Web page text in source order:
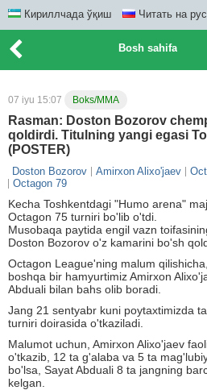
Кириллчада ўқиш Читать на
Bosh sahifa
07 iyu 15:07 Boks/MMA
Rasman: Doston Bozorov
qoldirdi. Titulning yangi egasi
(POSTER)
Doston Bozorov Amirxon Alixo'jaev
Octagon 79
Kecha Toshkentdagi "Humo arena"
Octagon 75 turniri bo'lib o'tdi.
Musobaqa paytida engil vazn
Doston Bozorov o'z kamarini bo'sh
Octagon League'ning malum
boshqa bir hamyurtimiz Amirxon
Abduali bilan bahs olib boradi.
Jang 21 sentyabr kuni poytaxtimizda
turniri doirasida o'tkaziladi.
Malumot uchun, Amirxon Alixo'jaev
o'tkazib, 12 ta g'alaba va 5 ta
bo'lsa, Sayat Abduali 8 ta jangning
kelgan.